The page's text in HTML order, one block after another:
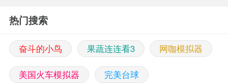
热门搜索
奋斗的小鸟 果蔬连连看3 网咖模拟器
美国火车模拟器 完美台球